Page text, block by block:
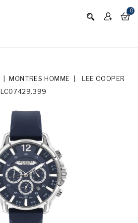
0
MONTRES HOMME
LEE COOPER
LC07429.399